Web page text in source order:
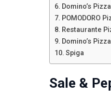
Domino’s Pizza
POMODORO
Restaurante
Domino’s Pizza
Spiga
Sale &